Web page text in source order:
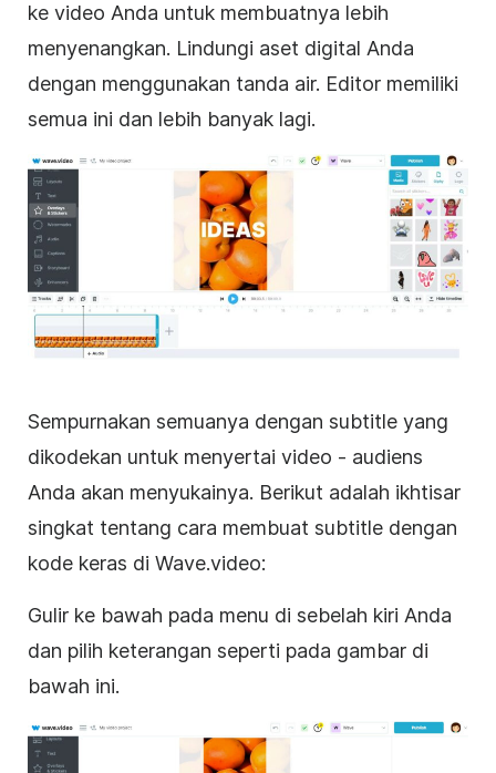
ke video Anda untuk membuatnya lebih
menyenangkan. Lindungi aset digital Anda
dengan menggunakan tanda air. Editor memiliki
semua ini dan lebih banyak lagi.
Sempurnakan semuanya dengan subtitle yang
dikodekan untuk menyertai video - audiens
Anda akan menyukainya. Berikut adalah ikhtisar
singkat tentang cara membuat subtitle dengan
kode keras di Wave.video:
Gulir ke bawah pada menu di sebelah kiri Anda
dan pilih keterangan seperti pada gambar di
bawah ini.